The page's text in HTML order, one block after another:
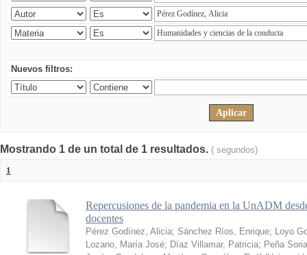
Nuevos filtros:
Mostrando 1 de un total de 1 resultados. ( segundos)
1
Repercusiones de la pandemia en la UnADM
docentes
Pérez Godínez, Alicia; Sánchez Ríos, Enrique; Loyo
Lozano, María José; Díaz Villamar, Patricia; Peña